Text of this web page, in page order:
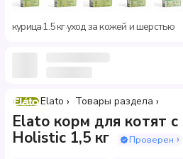
курица·1.5 кг·уход за кожей и шерстью
Elato Товары раздела
Elato корм для котят с
Holistic 1,5 кг
Проверен